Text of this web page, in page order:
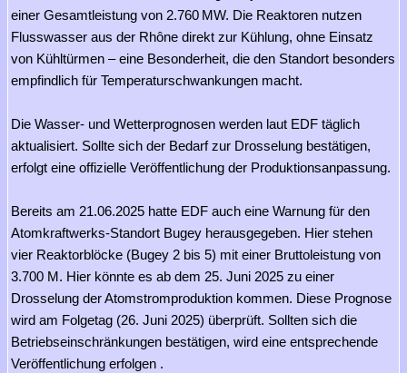
einer Gesamtleistung von 2.760 MW. Die Reaktoren nutzen
Flusswasser aus der Rhône direkt zur Kühlung, ohne Einsatz
von Kühltürmen – eine Besonderheit, die den Standort besonders
empfindlich für Temperaturschwankungen macht.
Die Wasser- und Wetterprognosen werden laut EDF täglich
aktualisiert. Sollte sich der Bedarf zur Drosselung bestätigen,
erfolgt eine offizielle Veröffentlichung der Produktionsanpassung.
Bereits am 21.06.2025 hatte EDF auch eine Warnung für den
Atomkraftwerks-Standort Bugey herausgegeben. Hier stehen
vier Reaktorblöcke (Bugey 2 bis 5) mit einer Bruttoleistung von
3.700 M. Hier könnte es ab dem 25. Juni 2025 zu einer
Drosselung der Atomstromproduktion kommen. Diese Prognose
wird am Folgetag (26. Juni 2025) überprüft. Sollten sich die
Betriebseinschränkungen bestätigen, wird eine entsprechende
Veröffentlichung erfolgen .